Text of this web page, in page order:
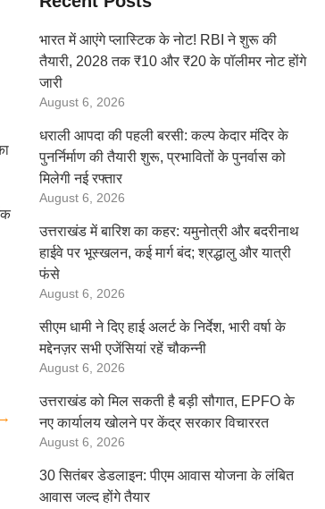
→
भारत में आएंगे प्लास्टिक के नोट! RBI ने शुरू की
तैयारी, 2028 तक ₹10 और ₹20 के पॉलीमर नोट होंगे
जारी
August 6, 2026
धराली आपदा की पहली बरसी: कल्प केदार मंदिर के
पुनर्निर्माण की तैयारी शुरू, प्रभावितों के पुनर्वास को
मिलेगी नई रफ्तार
August 6, 2026
उत्तराखंड में बारिश का कहर: यमुनोत्री और बदरीनाथ
हाईवे पर भूस्खलन, कई मार्ग बंद; श्रद्धालु और यात्री
फंसे
August 6, 2026
सीएम धामी ने दिए हाई अलर्ट के निर्देश, भारी वर्षा के
मद्देनज़र सभी एजेंसियां रहें चौकन्नी
August 6, 2026
उत्तराखंड को मिल सकती है बड़ी सौगात, EPFO के
नए कार्यालय खोलने पर केंद्र सरकार विचाररत
August 6, 2026
30 सितंबर डेडलाइन: पीएम आवास योजना के लंबित
आवास जल्द होंगे तैयार